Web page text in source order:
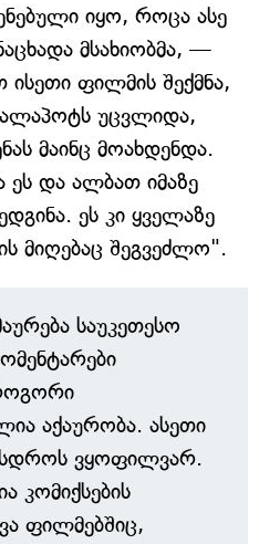
იყო, როცა ასე
მსახიობმა, —
ისეთი ფილმის შექმნა,
უცვლიდა,
მაინც მოახდენდა.
ეს და ალბათ იმაზე
ეს კი ყველაზე
შეგვეძლო".
საუკეთესო
აქაურობა. ასეთი
ვყოფილვარ.
კომიქსების
ფილმებშიც,